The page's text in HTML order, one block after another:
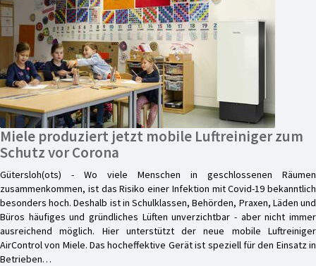
Miele produziert jetzt mobile Luftreiniger zum
Schutz vor Corona
Gütersloh(ots) - Wo viele Menschen in geschlossenen Räumen
zusammenkommen, ist das Risiko einer Infektion mit Covid-19 bekanntlich
besonders hoch. Deshalb ist in Schulklassen, Behörden, Praxen, Läden und
Büros häufiges und gründliches Lüften unverzichtbar - aber nicht immer
ausreichend möglich. Hier unterstützt der neue mobile Luftreiniger
AirControl von Miele. Das hocheffektive Gerät ist speziell für den Einsatz in
Betrieben…